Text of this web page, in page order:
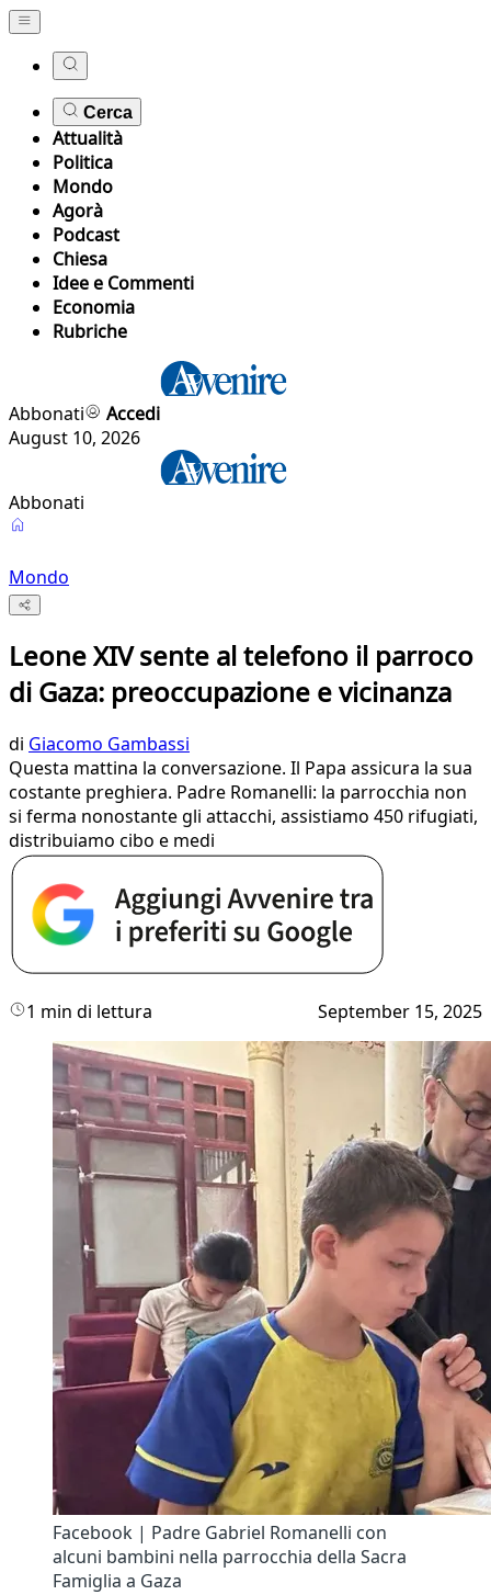
Cerca
Attualità
Politica
Mondo
Agorà
Podcast
Chiesa
Idee e Commenti
Economia
Rubriche
Abbonati
Accedi
August 10, 2026
Abbonati
Mondo
Leone XIV sente al telefono il parroco
di Gaza: preoccupazione e vicinanza
di Giacomo Gambassi
Questa mattina la conversazione. Il Papa assicura la sua
costante preghiera. Padre Romanelli: la parrocchia non
si ferma nonostante gli attacchi, assistiamo 450 rifugiati,
distribuiamo cibo e medi
1 min di lettura September 15, 2025
Facebook | Padre Gabriel Romanelli con
alcuni bambini nella parrocchia della Sacra
Famiglia a Gaza